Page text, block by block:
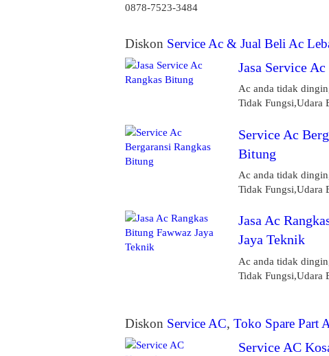
0878-7523-3484
Diskon Service Ac & Jual Beli Ac
Jasa Service
Ac anda tidak
Tidak Fungsi,Udara
Service Ac
Bitung
Ac anda tidak
Tidak Fungsi,Udara
Jasa Ac
Jaya Teknik
Ac anda tidak
Tidak Fungsi,Udara
Diskon Service AC, Toko Spare Part
Service AC